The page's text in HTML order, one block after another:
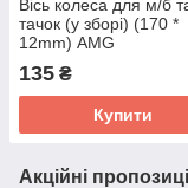
Вісь колеса для м/б
тачок (у зборі) (170 *
12mm) AMG
135 ₴
Купити
Акційні